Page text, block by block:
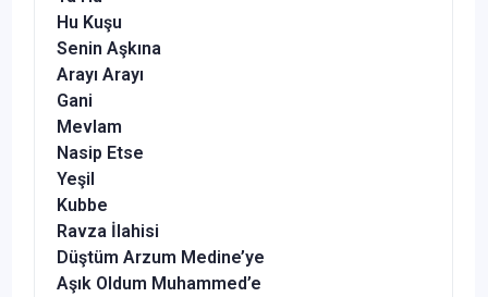
Hu Kuşu
Senin Aşkına
Arayı Arayı
Gani
Mevlam
Nasip Etse
Yeşil
Kubbe
Ravza İlahisi
Düştüm Arzum Medine’ye
Aşık Oldum Muhammed’e